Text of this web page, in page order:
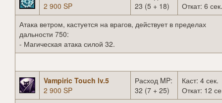
2 900 SP
23 (5 + 18)
Откат: 6 сек.
Атака ветром, кастуется на врагов, действует в пределах
дальности 750:
- Магическая атака силой 32.
Vampiric Touch lv.5
2 900 SP
Расход MP:
32 (7 + 25)
Каст: 4 сек.
Откат: 12